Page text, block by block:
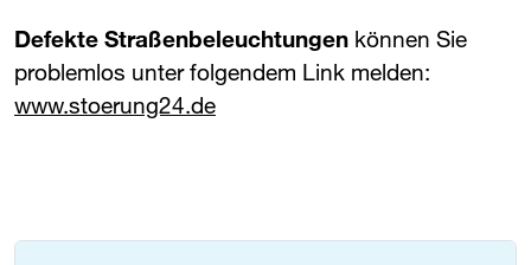
Defekte Straßenbeleuchtungen können Sie
problemlos unter folgendem Link melden:
www.stoerung24.de